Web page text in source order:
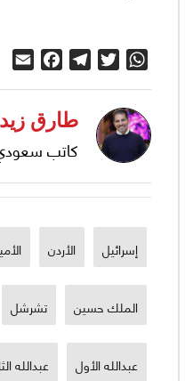
WhatsApp
Twitter
Telegram
طارق
كاتب
إسرائيل الأردن
الملك حسين تشرشل
عبدالله الأول عبدالله